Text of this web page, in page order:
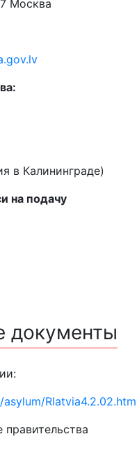
Москва
в Калининграде)
на подачу
документы